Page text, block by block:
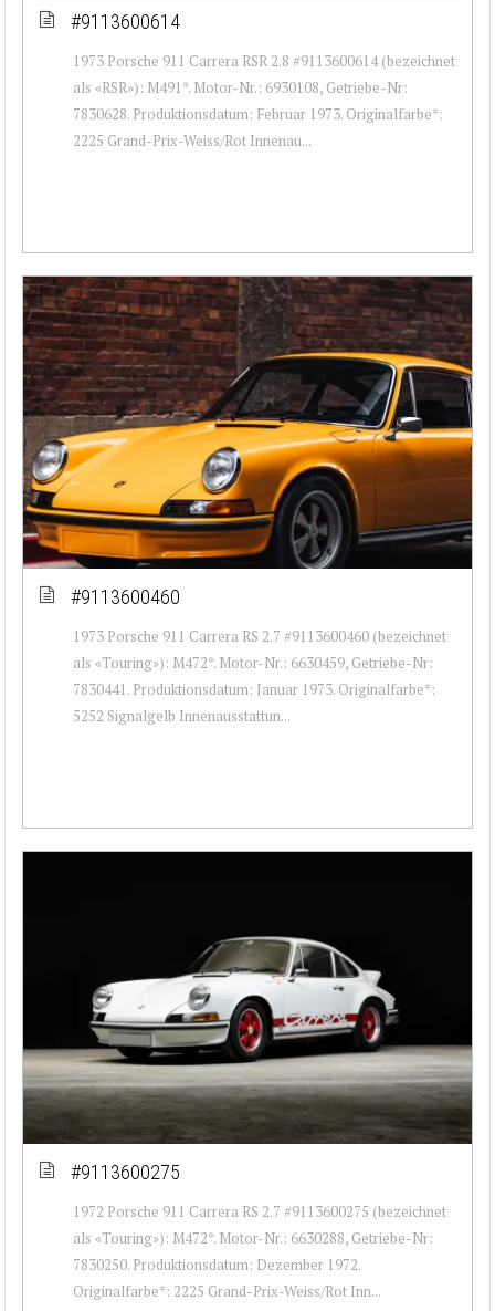
#9113600614
1973 Porsche 911 Carrera RSR 2.8 #9113600614 (bezeichnet
als «RSR»): M491*. Motor-Nr.: 6930108, Getriebe-Nr:
7830628. Produktionsdatum: Februar 1973. Originalfarbe*:
2225 Grand-Prix-Weiss/Rot Innenau...
#9113600460
1973 Porsche 911 Carrera RS 2.7 #9113600460 (bezeichnet
als «Touring»): M472*. Motor-Nr.: 6630459, Getriebe-Nr:
7830441. Produktionsdatum: Januar 1973. Originalfarbe*:
5252 Signalgelb Innenausstattun...
#9113600275
1972 Porsche 911 Carrera RS 2.7 #9113600275 (bezeichnet
als «Touring»): M472*. Motor-Nr.: 6630288, Getriebe-Nr:
7830250. Produktionsdatum: Dezember 1972.
Originalfarbe*: 2225 Grand-Prix-Weiss/Rot Inn...